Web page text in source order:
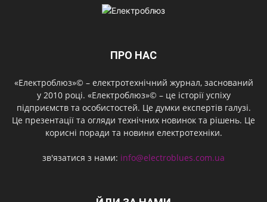
ПРО НАС
«Електроблюз»© – електротехнічний журнал, заснований
у 2010 році. «Електроблюз»© – це історії успіху
підприємств та особистостей. Це думки експертів галузі.
Це презентації та огляди технічних новинок та рішень. Це
корисні поради та новини електротехніки.
зв'язатися з нами: info@electroblues.com.ua